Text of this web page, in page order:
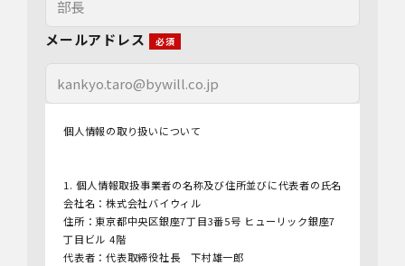
メールアドレス
個人情報の取り扱いについて
1. 個人情報取扱事業者の名称及び住所並びに代表者の氏名
会社名：株式会社バイウィル
住所：東京都中央区銀座7丁目3番5号 ヒューリック銀座7
丁目ビル 4階
代表者：代表取締役社長 下村雄一郎